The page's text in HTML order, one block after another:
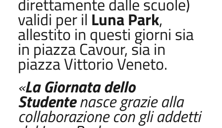
validi per il Luna Park,
allestito in questi giorni sia
in piazza Cavour, sia in
piazza Vittorio Veneto.
«La Giornata dello
Studentenasce grazie alla
collaborazione con gli addetti